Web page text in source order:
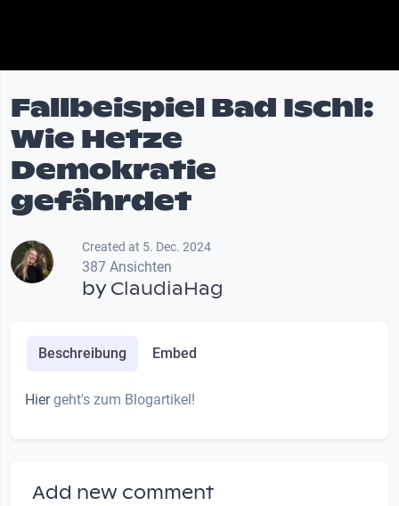
Fallbeispiel Bad Ischl:
Wie Hetze
Demokratie
gefährdet
Created at 5. Dec. 2024
387 Ansichten
byClaudiaHag
Beschreibung Embed
Hiergeht's zum Blogartikel!
Add new comment